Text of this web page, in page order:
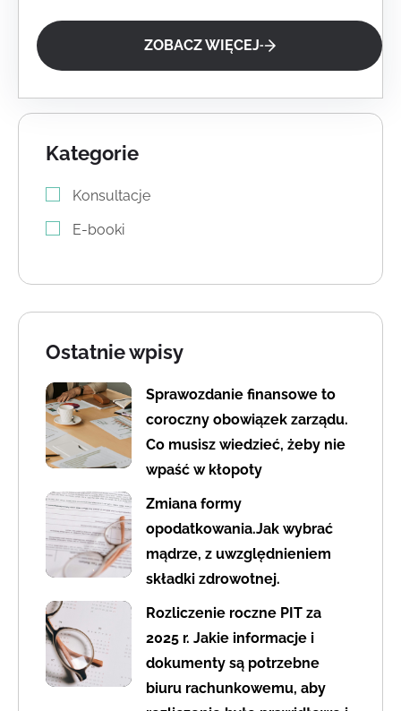
Kategorie
Konsultacje
E-booki
Ostatnie wpisy
Sprawozdanie finansowe to
coroczny obowiązek zarządu.
Co musisz wiedzieć, żeby nie
wpaść w kłopoty
Zmiana formy
opodatkowania.Jak wybrać
mądrze, z uwzględnieniem
składki zdrowotnej.
Rozliczenie roczne PIT za
2025 r. Jakie informacje i
dokumenty są potrzebne
biuru rachunkowemu, aby
ZOBACZ WIĘCEJ